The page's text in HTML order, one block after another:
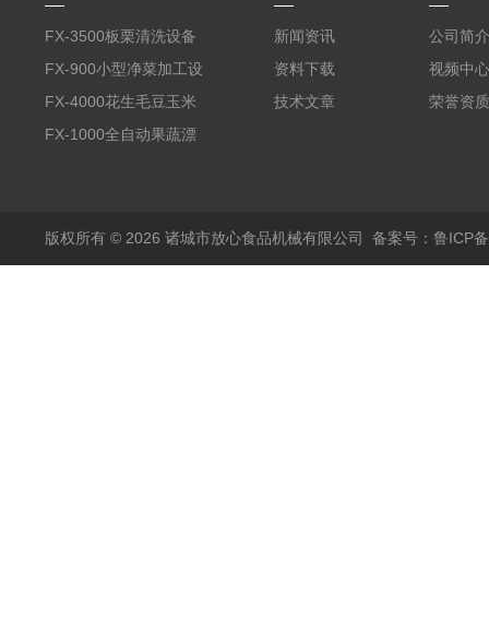
FX-3500板栗清洗设备
全自动气泡清洗机
FX-900小型净菜加工设
备野菜清洗机
FX-4000花生毛豆玉米
蒸煮漂烫机
FX-1000全自动果蔬漂
新闻资讯
资料下载
技术文章
公司简介
视频中心
荣誉资质
版权所有 © 2026 诸城市放心食品机械有限公司 备案号：鲁ICP